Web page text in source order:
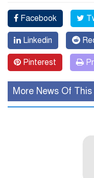
Facebook
Linkedin
Pinterest
More News Of